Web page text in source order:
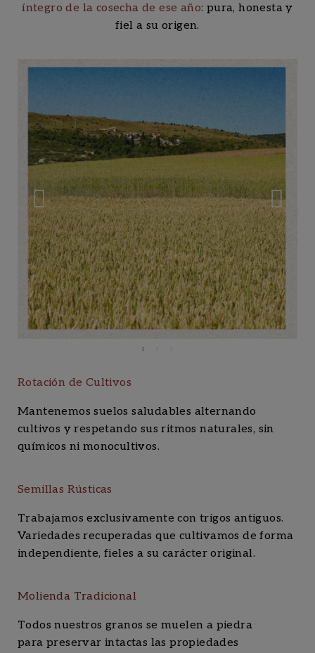
íntegro de la cosecha de ese año: pura, honesta y
fiel a su origen.
Rotación de Cultivos
Mantenemos suelos saludables alternando
cultivos y respetando sus ritmos naturales, sin
químicos ni monocultivos.
Semillas Rústicas
Trabajamos exclusivamente con trigos antiguos.
Variedades recuperadas que cultivamos de forma
independiente, fieles a su carácter original.
Molienda Tradicional
Todos nuestros granos se muelen a piedra
para preservar intactas las propiedades